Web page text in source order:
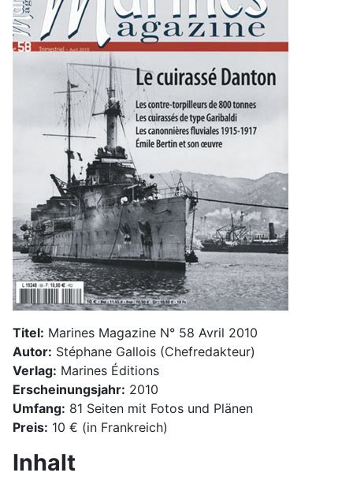
Titel: Marines Magazine N° 58 Avril 2010
Autor: Stéphane Gallois (Chefredakteur)
Verlag: Marines Éditions
Erscheinungsjahr: 2010
Umfang: 81 Seiten mit Fotos und Plänen
Preis: 10 € (in Frankreich)
Inhalt